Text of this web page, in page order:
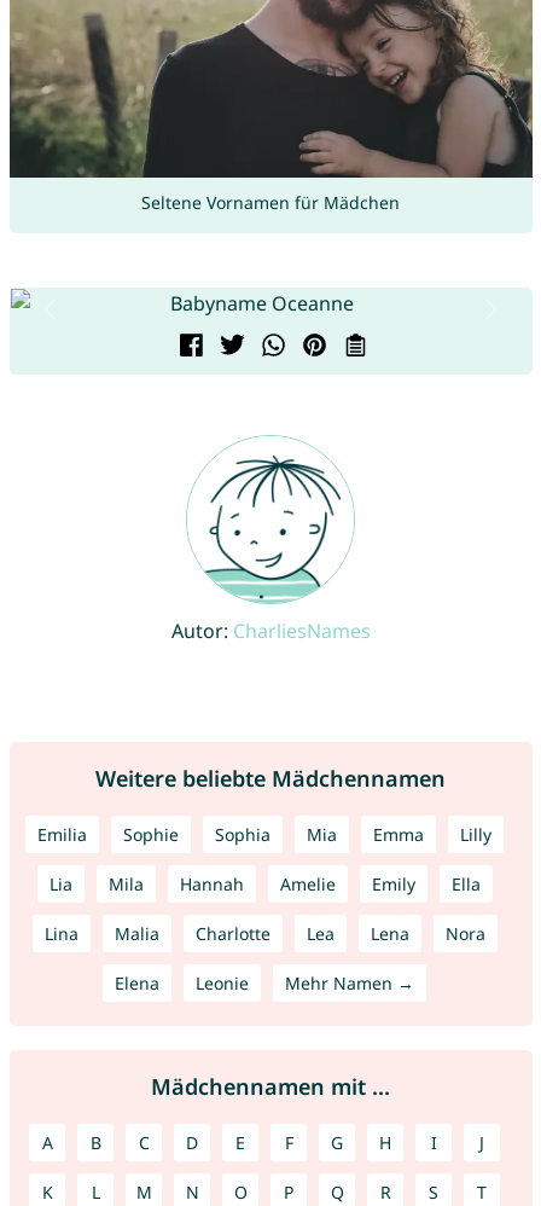
Seltene Vornamen für Mädchen
Autor: CharliesNames
Weitere beliebte Mädchennamen
Emilia Sophie Sophia Mia Emma Lilly
Lia Mila Hannah Amelie Emily Ella
Lina Malia Charlotte Lea Lena Nora
Elena Leonie Mehr Namen →
Mädchennamen mit ...
A B C D E F G H I J
K L M N O P Q R S T